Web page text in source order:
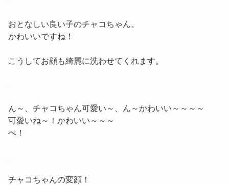
おとなしい良い子のチャコちゃん。
かわいいですね！
こうしてお顔も綺麗に洗わせてくれます。
ん～、チャコちゃん可愛い～、ん～かわいい～～～～
可愛いね～！かわいい～～～
ぺ！
チャコちゃんの変顔！